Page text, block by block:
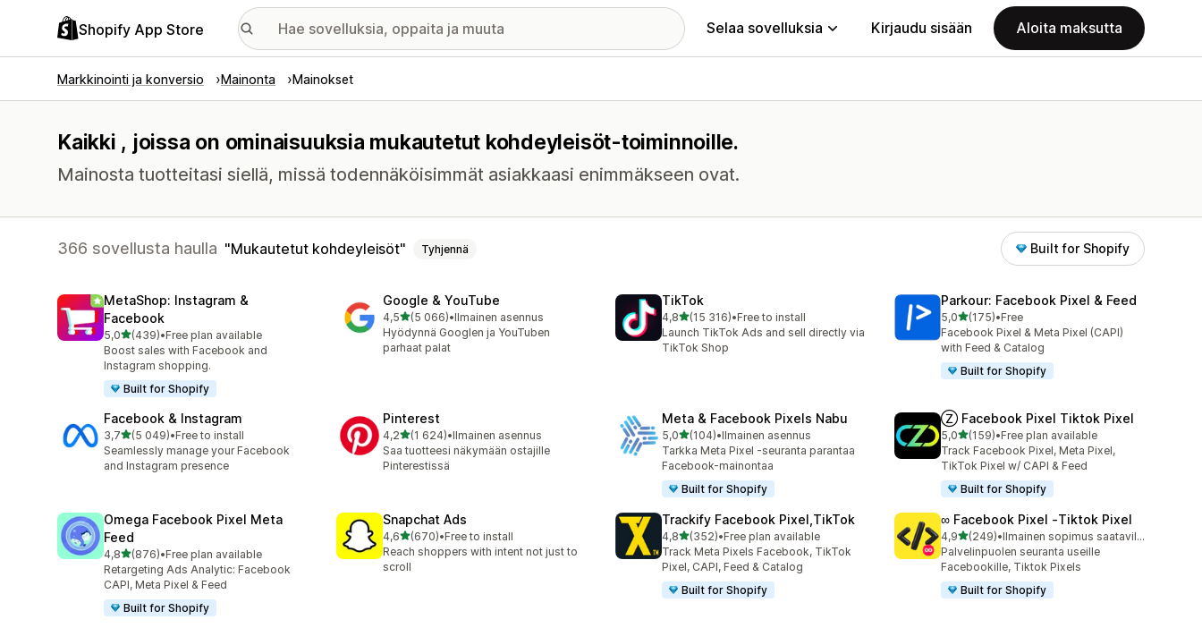
Shopify App Store Selaa sovelluksia Kirjaudu sisään Aloita maksutta
Markkinointi ja konversio Mainonta Mainokset
Kaikki , joissa on ominaisuuksia mukautetut kohdeyleisöt-toiminnoille.
Mainosta tuotteitasi siellä, missä todennäköisimmät asiakkaasi enimmäkseen ovat.
366 sovellusta haulla Mukautetut kohdeyleisöt Tyhjennä Built for Shopify
MetaShop: Instagram &
Facebook
5,0/ 5 tähteä
(439)
439 arvostelua yhteensä
•Free plan available
Boost sales with Facebook and
Instagram shopping.
Built for Shopify
Google & YouTube
4,5/ 5 tähteä
(5 066)
5066 arvostelua yhteensä
•Ilmainen asennus
Hyödynnä Googlen ja YouTuben
parhaat palat
TikTok
4,8/ 5 tähteä
(15 316)
15316 arvostelua yhteensä
•Free to install
Launch TikTok Ads and sell directly via
TikTok Shop
Parkour: Facebook Pixel & Feed
5,0/ 5 tähteä
(175)
175 arvostelua yhteensä
•Free
Facebook Pixel & Meta Pixel (CAPI)
with Feed & Catalog
Built for Shopify
Facebook & Instagram
3,7/ 5 tähteä
(5 049)
5049 arvostelua yhteensä
•Free to install
Seamlessly manage your Facebook
and Instagram presence
Pinterest
4,2/ 5 tähteä
(1 624)
1624 arvostelua yhteensä
•Ilmainen asennus
Saa tuotteesi näkymään ostajille
Pinterestissä
Meta & Facebook Pixels Nabu
5,0/ 5 tähteä
(104)
104 arvostelua yhteensä
•Ilmainen asennus
Tarkka Meta Pixel -seuranta parantaa
Facebook-mainontaa
Built for Shopify
Ⓩ Facebook Pixel Tiktok Pixel
5,0/ 5 tähteä
(159)
159 arvostelua yhteensä
•Free plan available
Track Facebook Pixel, Meta Pixel,
TikTok Pixel w/ CAPI & Feed
Built for Shopify
Omega Facebook Pixel Meta
Feed
4,8/ 5 tähteä
(876)
876 arvostelua yhteensä
•Free plan available
Retargeting Ads Analytic: Facebook
CAPI, Meta Pixel & Feed
Built for Shopify
Snapchat Ads
4,6/ 5 tähteä
(670)
670 arvostelua yhteensä
•Free to install
Reach shoppers with intent not just to
scroll
Trackify Facebook Pixel,TikTok
4,8/ 5 tähteä
(352)
352 arvostelua yhteensä
•Free plan available
Track Meta Pixels Facebook, TikTok
Pixel, CAPI, Feed & Catalog
Built for Shopify
∞ Facebook Pixel ‑Tiktok Pixel
4,9/ 5 tähteä
(249)
249 arvostelua yhteensä
•
Ilmainen sopimus saatavilla
Palvelinpuolen seuranta useille
Facebookille, Tiktok Pixels
Built for Shopify